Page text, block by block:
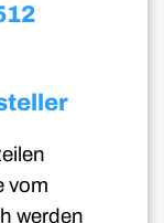
vom
werden